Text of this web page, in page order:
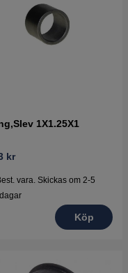
1X1.25X1
kr
vara. Skickas om 2-5
Köp